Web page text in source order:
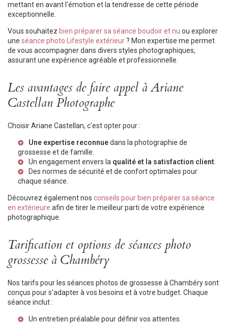
mettant en avant l'émotion et la tendresse de cette période
exceptionnelle.
Vous souhaitez bien préparer sa séance boudoir et nu ou explorer
une séance photo Lifestyle extérieur? Mon expertise me permet
de vous accompagner dans divers styles photographiques,
assurant une expérience agréable et professionnelle.
Les avantages de faire appel à Ariane
Castellan Photographe
Choisir Ariane Castellan, c'est opter pour :
Une expertise reconnuedans la photographie de
grossesse et de famille.
Un engagement envers la qualité et la satisfaction client
Des normes de sécurité et de confort optimales pour
chaque séance.
Découvrez également nos conseils pour bien préparer sa séance
en extérieure afin de tirer le meilleur parti de votre expérience
photographique.
Tarification et options de séances photo
grossesse à Chambéry
Nos tarifs pour les séances photos de grossesse à Chambéry sont
conçus pour s'adapter à vos besoins et à votre budget. Chaque
séance inclut :
Un entretien préalable pour définir vos attentes.